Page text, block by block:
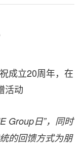
成立20周年，在
活动
Group日”，同时
的回馈方式为朋